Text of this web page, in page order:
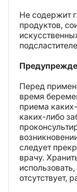
Не содержит
продуктов,
Перед
время
приема
каких-либо
следует
врачу.
отсутствует,